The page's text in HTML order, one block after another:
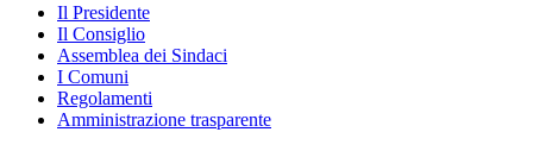
Il Presidente
Il Consiglio
Assemblea dei Sindaci
I Comuni
Regolamenti
Amministrazione trasparente